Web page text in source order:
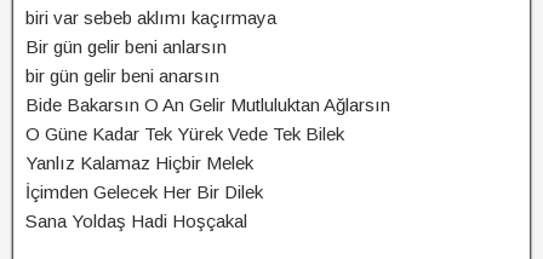
biri var sebeb aklımı kaçırmaya
Bir gün gelir beni anlarsın
bir gün gelir beni anarsın
Bide Bakarsın O An Gelir Mutluluktan Ağlarsın
O Güne Kadar Tek Yürek Vede Tek Bilek
Yanlız Kalamaz Hiçbir Melek
İçimden Gelecek Her Bir Dilek
Sana Yoldaş Hadi Hoşçakal